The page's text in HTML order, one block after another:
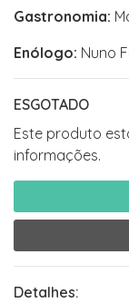
Gastronomia:
Enólogo: Nuno
ESGOTADO
Este produto
informações.
Detalhes: